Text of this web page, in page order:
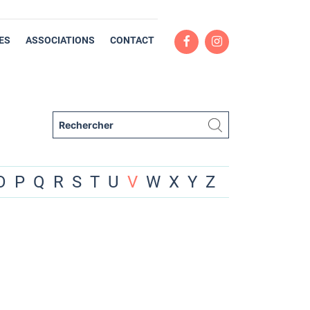
ASSOCIATIONS CONTACT
P Q R S T U V W X Y Z